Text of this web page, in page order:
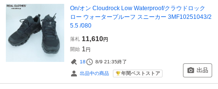
On/オン Cloudrock Low Waterproof/クラウドロック
ロー ウォータープルーフ スニーカー 3MF10251043/2
5.5 /080
落札 11,610円
開始 1 円
18 8/9 21:35終了
出品中の商品 年間ベストストア 出品